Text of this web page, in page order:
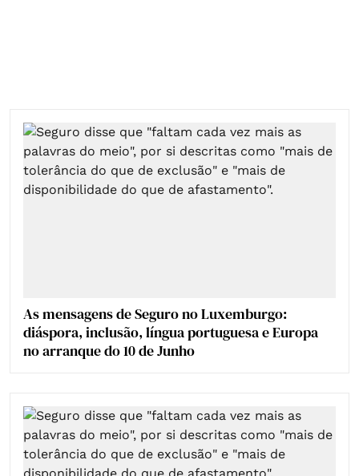
As mensagens de Seguro no Luxemburgo:
diáspora, inclusão, língua portuguesa e Europa
no arranque do 10 de Junho